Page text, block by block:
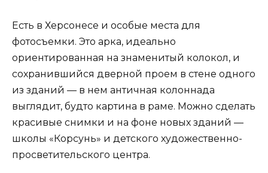
Есть в Херсонесе и особые места для
фотосъемки. Это арка, идеально
ориентированная на знаменитый колокол, и
сохранившийся дверной проем в стене одного
из зданий — в нем античная колоннада
выглядит, будто картина в раме. Можно сделать
красивые снимки и на фоне новых зданий —
школы «Корсунь» и детского художественно-
просветительского центра.